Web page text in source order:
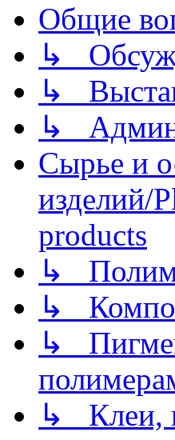
Общие
↳
↳
↳
Сырье и
изделий/
products
↳
↳
↳
↳ Клеи,